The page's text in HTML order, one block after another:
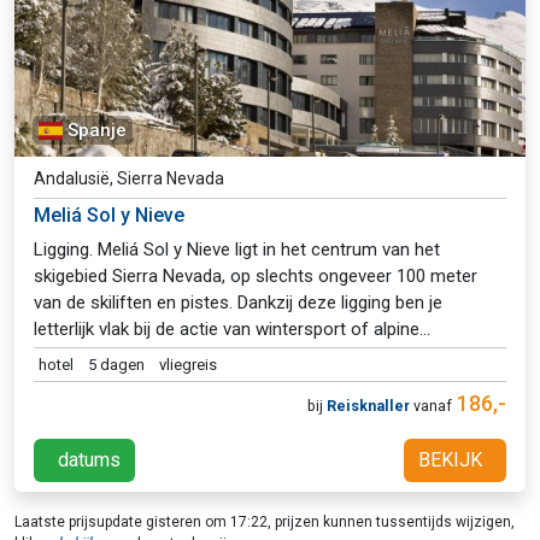
Spanje
Andalusië, Sierra Nevada
Meliá Sol y Nieve
Ligging. Meliá Sol y Nieve ligt in het centrum van het
skigebied Sierra Nevada, op slechts ongeveer 100 meter
van de skiliften en pistes. Dankzij deze ligging ben je
letterlijk vlak bij de actie van wintersport of alpine
activiteiten en kun je makkelijk te voet naar de gondel of
ski-school. Het resort ligt in de Spaanse provincie Granada,
ongeveer 40 minuten rijden van de stad Granada en de
luchthaven Federico García Lorca. Daarmee combineert dit
hotel een praktische ligging voor sportieve activiteiten met
bereikbaarheid van steden en vervoer. Hotelfaciliteiten. Het
hotel heeft uitgebreide faciliteiten voor ontspanning en
hotel 5 dagen vliegreis
bij Reisknaller vanaf 186,-
datums BEKIJK
Laatste prijsupdate gisteren om 17:22, prijzen kunnen tussentijds wijzigen,